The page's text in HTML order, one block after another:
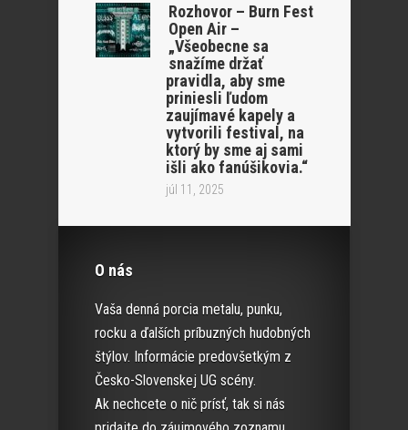
Rozhovor – Burn Fest
Open Air –
„Všeobecne sa
snažíme držať
pravidla, aby sme
priniesli ľudom
zaujímavé kapely a
vytvorili festival, na
ktorý by sme aj sami
išli ako fanúšikovia.“
júl 11, 2025
O nás
Vaša denná porcia metalu, punku,
rocku a ďalších príbuzných hudobných
štýlov. Informácie predovšetkým z
Česko-Slovenskej UG scény.
Ak nechcete o nič prísť, tak si nás